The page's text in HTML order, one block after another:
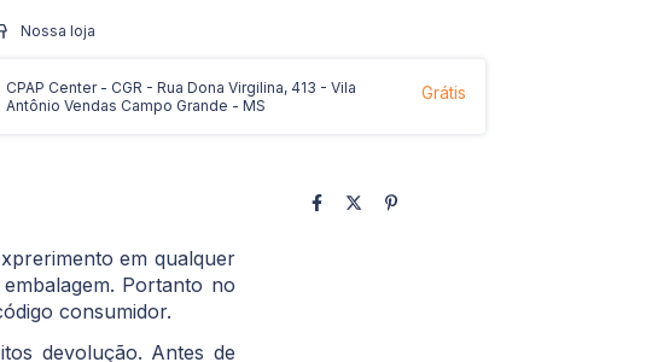
Nossa loja
CPAP Center - CGR - Rua Dona Virgilina, 413 - Vila
Antônio Vendas Campo Grande - MS
Grátis
em qualquer
Portanto no
consumidor.
devolução. Antes de